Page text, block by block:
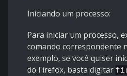
Iniciando um processo:
Para iniciar um processo,
comando correspondente
exemplo, se você quiser
do Firefox, basta digitar